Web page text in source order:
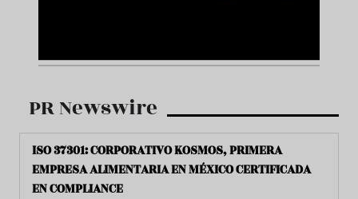
PR Newswire
ISO 37301: CORPORATIVO KOSMOS, PRIMERA
EMPRESA ALIMENTARIA EN MÉXICO CERTIFICADA
EN COMPLIANCE